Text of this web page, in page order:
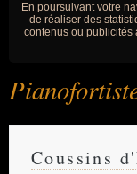
En poursuivant votre
de réaliser des
contenus ou publicités
Coussins